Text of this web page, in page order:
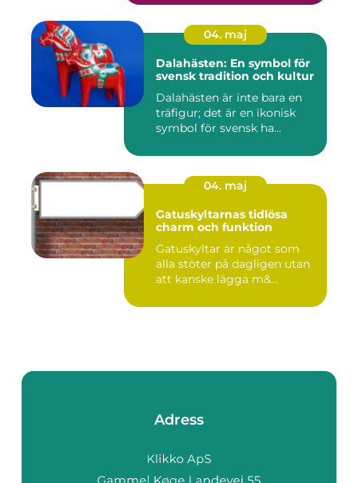
04. maj
Dalahästen: En symbol för
svensk tradition och kultur
Dalahästen är inte bara en
träfigur; det är en ikonisk
symbol för svensk ha...
04. maj
Gatuskyltarnas tidlösa
charm och funktion
Gatuskyltar är något som
alla stöter på dagligen utan
att kanske lägga m&...
Adress